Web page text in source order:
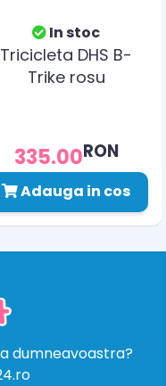
In stoc
Tricicleta DHS B-
Trike rosu
335.00RON
Adauga in cos
dumneavoastra?